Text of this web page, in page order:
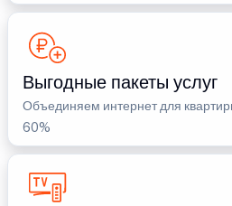
Выгодные пакеты услуг
Объединяем интернет для
60%